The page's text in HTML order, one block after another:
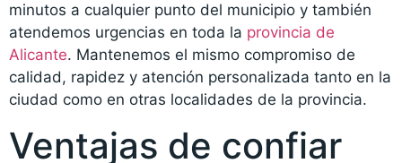
minutos a cualquier punto del municipio y también
atendemos urgencias en toda la provincia de
Alicante. Mantenemos el mismo compromiso de
calidad, rapidez y atención personalizada tanto en la
ciudad como en otras localidades de la provincia.
Ventajas de confiar